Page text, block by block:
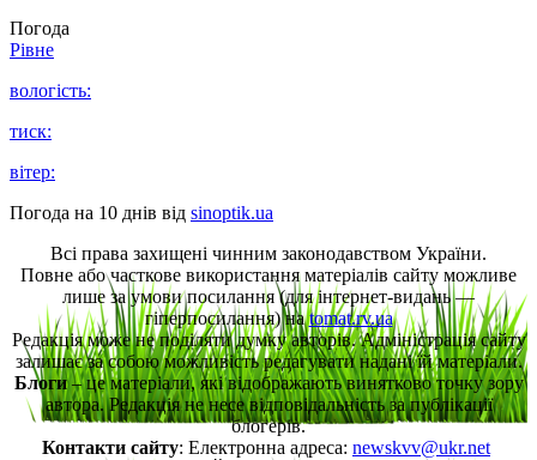
Погода
Рівне
вологість:
тиск:
вітер:
Погода на 10 днів від sinoptik.ua
Всі права захищені чинним законодавством України.
Повне або часткове використання матеріалів сайту можливе
лише за умови посилання (для інтернет-видань —
гіперпосилання) наtomat.rv.ua
Редакція може не поділяти думку авторів. Адміністрація сайту
залишає за собою можливість редагувати надані їй матеріали.
Блоги– це матеріали, які відображають винятково точку зору
автора. Редакція не несе відповідальність за публікації
блогерів.
Контакти сайту: Електронна адреса: newskvv@ukr.net